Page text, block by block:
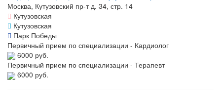
Москва, Кутузовский пр-т д. 34, стр. 14
Кутузовская
Кутузовская
Парк Победы
Первичный прием по специализации - Кардиолог
6000 руб.
Первичный прием по специализации - Терапевт
6000 руб.